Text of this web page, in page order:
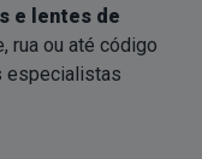
e lentes de
rua ou até código
especialistas